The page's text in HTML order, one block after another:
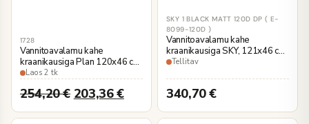
1728
Vannitoavalamu kahe
kraanikausiga Plan 120x46 cm,
valge keraamika
Laos 2 tk
254,20€ 203,36€
SKY 1 BLACK MATT 120D DP ( E-
8099-120D )
Vannitoavalamu kahe
kraanikausiga SKY, 121x46 cm,
must matt keraamika
Tellitav
340,70€